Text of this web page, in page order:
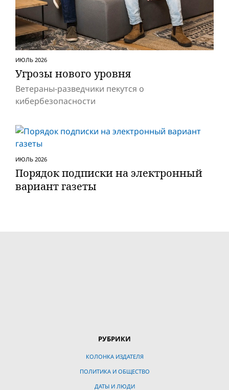
ИЮЛЬ 2026
Угрозы нового уровня
Ветераны-разведчики пекутся о
кибербезопасности
ИЮЛЬ 2026
Порядок подписки на электронный
вариант газеты
РУБРИКИ
КОЛОНКА ИЗДАТЕЛЯ
ПОЛИТИКА И ОБЩЕСТВО
ДАТЫ И ЛЮДИ